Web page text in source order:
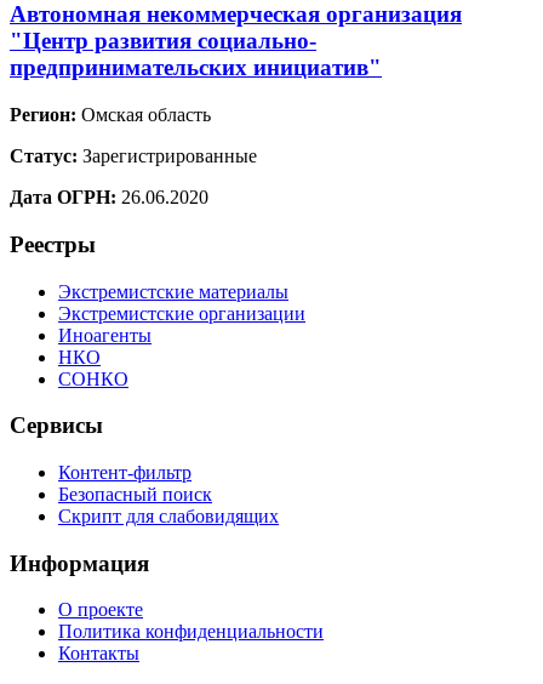
Автономная некоммерческая организация
"Центр развития социально-
предпринимательских инициатив"
Регион: Омская область
Статус: Зарегистрированные
Дата ОГРН: 26.06.2020
Реестры
Экстремистские материалы
Экстремистские организации
Иноагенты
НКО
СОНКО
Сервисы
Контент-фильтр
Безопасный поиск
Скрипт для слабовидящих
Информация
О проекте
Политика конфиденциальности
Контакты